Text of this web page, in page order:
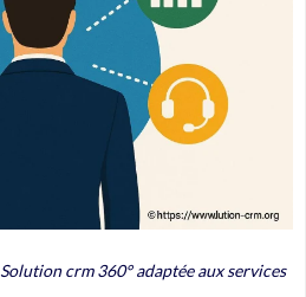
Solution crm 360° adaptée aux services